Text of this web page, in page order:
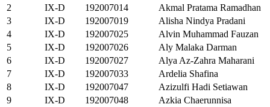
2
IX-D 192007014
Akmal Pratama Ramadhan
3
IX-D 192007019
Alisha Nindya Pradani
4
IX-D 192007025
Alvin Muhammad Fauzan
5
IX-D 192007026
Aly Malaka Darman
6
IX-D 192007027
Alya Az-Zahra Maharani
7
IX-D 192007033
Ardelia Shafina
8
IX-D 192007047
Azizulfi Hadi Setiawan
9
IX-D 192007048
Azkia Chaerunnisa